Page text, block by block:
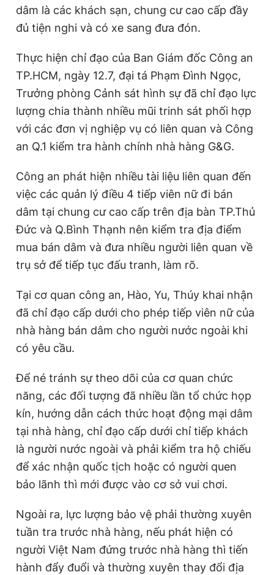
dâm là các khách sạn, chung cư cao cấp đầy
đủ tiện nghi và có xe sang đưa đón.
Thực hiện chỉ đạo của Ban Giám đốc Công an
TP.HCM, ngày 12.7, đại tá Phạm Đình Ngọc,
Trưởng phòng Cảnh sát hình sự đã chỉ đạo lực
lượng chia thành nhiều mũi trinh sát phối hợp
với các đơn vị nghiệp vụ có liên quan và Công
an Q.1 kiểm tra hành chính nhà hàng G&G.
Công an phát hiện nhiều tài liệu liên quan đến
việc các quản lý điều 4 tiếp viên nữ đi bán
dâm tại chung cư cao cấp trên địa bàn TP.Thủ
Đức và Q.Bình Thạnh nên kiểm tra địa điểm
mua bán dâm và đưa nhiều người liên quan về
trụ sở để tiếp tục đấu tranh, làm rõ.
Tại cơ quan công an, Hào, Yu, Thúy khai nhận
đã chỉ đạo cấp dưới cho phép tiếp viên nữ của
nhà hàng bán dâm cho người nước ngoài khi
có yêu cầu.
Để né tránh sự theo dõi của cơ quan chức
năng, các đối tượng đã nhiều lần tổ chức họp
kín, hướng dẫn cách thức hoạt động mại dâm
tại nhà hàng, chỉ đạo cấp dưới chỉ tiếp khách
là người nước ngoài và phải kiểm tra hộ chiếu
để xác nhận quốc tịch hoặc có người quen
bảo lãnh thì mới được vào cơ sở vui chơi.
Ngoài ra, lực lượng bảo vệ phải thường xuyên
tuần tra trước nhà hàng, nếu phát hiện có
người Việt Nam đứng trước nhà hàng thì tiến
hành đẩy đuổi và thường xuyên thay đổi địa